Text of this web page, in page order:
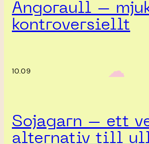
Angoraull –
kontroversiellt
10.09 ‎ ‎‎ ☁︎‎‎
Sojagarn – ett
alternativ till